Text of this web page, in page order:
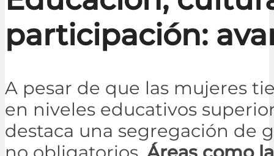
participación:
A pesar de que las mujeres
en niveles educativos
destaca una segregación de